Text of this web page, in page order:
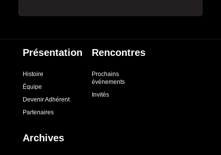
Présentation
Histoire
Équipe
Devenir Adhérent
Partenaires
Rencontres
Prochains
événements
Invités
Archives